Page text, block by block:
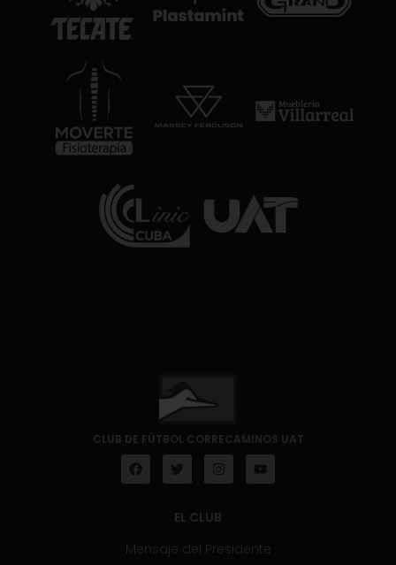
CLUB DE FÚTBOL CORRECAMINOS UAT
EL CLUB
Mensaje del Presidente